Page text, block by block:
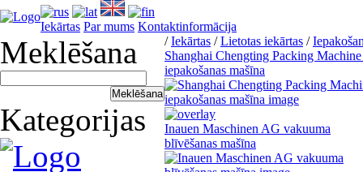
Iekārtas Par mums Kontaktinformācija
Meklēšana
Kategorijas
/Iekārtas /Lietotas iekārtas /
Shanghai Chengting Packing
iepakošanas mašīna
Inauen Maschinen AG vakuuma
blīvēšanas mašīna